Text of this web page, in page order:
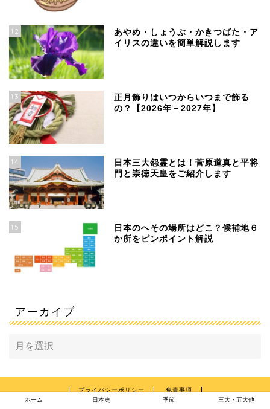
12
あやめ・しょうぶ・かきつばた・ア
イリスの違いを簡単解説します
13
正月飾りはいつからいつまで飾る
の？【2026年－2027年】
14
日本三大怨霊とは！菅原道真と平将
門と崇徳天皇をご紹介します
15
日本のへその場所はどこ？候補地６
か所をピンポイント解説
アーカイブ
プライバシーポリシー 免責事項
ホーム 日本史 季節 三大・五大他